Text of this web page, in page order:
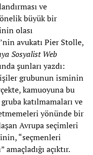
ve
büyük bir
olası
avukatı Pier Stolle,
Sosyalist Web
şunları yazdı:
grubunun isminin
kamuoyuna bu
katılmamaları ve
yönünde bir
Avrupa seçimleri
“seçmenleri
açıktır.